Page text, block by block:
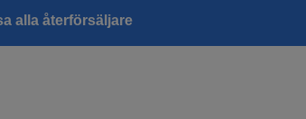
alla återförsäljare